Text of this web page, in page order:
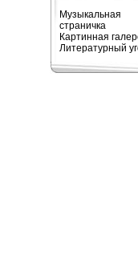
Музыкальная
страничка
Картинная
Литературный